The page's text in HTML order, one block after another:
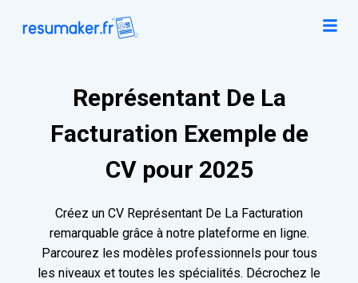
Représentant De La
Facturation Exemple de
CV pour 2025
Créez un CV Représentant De La Facturation
remarquable grâce à notre plateforme en ligne.
Parcourez les modèles professionnels pour tous
les niveaux et toutes les spécialités. Décrochez le